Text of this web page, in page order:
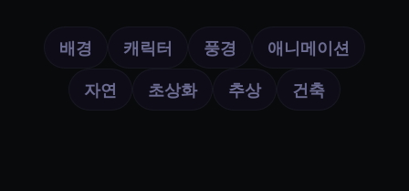
배경 캐릭터 풍경
애니메이션
자연
초상화 추상 건축